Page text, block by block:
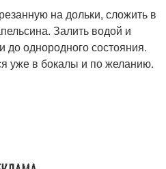
на дольки, сложить в
Залить водой и
до однородного состояния.
уже в бокалы и по желанию.